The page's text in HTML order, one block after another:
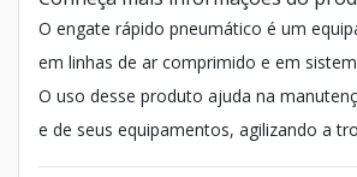
O engate rápido pneumático é um
em linhas de ar comprimido e em
O uso desse produto ajuda na
e de seus equipamentos, agilizando a
ferramentas pneumáticas de uma